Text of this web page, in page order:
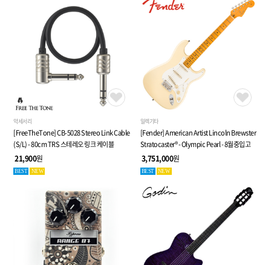
악세서리
[FreeTheTone] CB-5028 Stereo Link Cable
(S/L) - 80cm TRS 스테레오 링크 케이블
21,900원
BEST NEW
일렉기타
[Fender] American Artist Lincoln Brewster
Stratocaster® - Olympic Pearl - 8월중입고
3,751,000원
BEST NEW